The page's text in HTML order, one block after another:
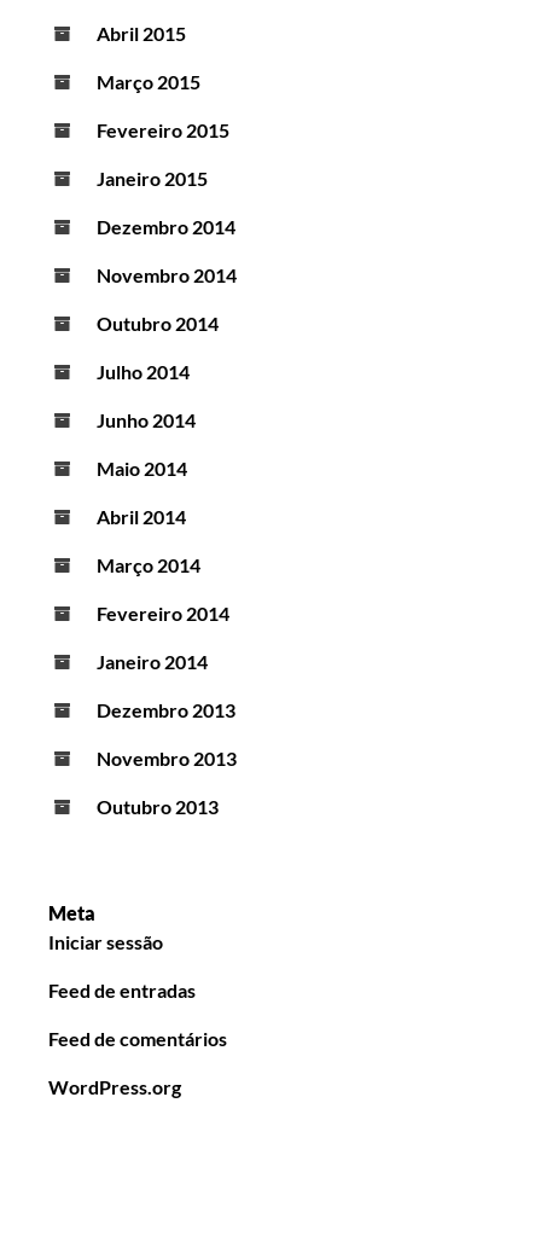
Abril 2015
Março 2015
Fevereiro 2015
Janeiro 2015
Dezembro 2014
Novembro 2014
Outubro 2014
Julho 2014
Junho 2014
Maio 2014
Abril 2014
Março 2014
Fevereiro 2014
Janeiro 2014
Dezembro 2013
Novembro 2013
Outubro 2013
Meta
Iniciar sessão
Feed de entradas
Feed de comentários
WordPress.org